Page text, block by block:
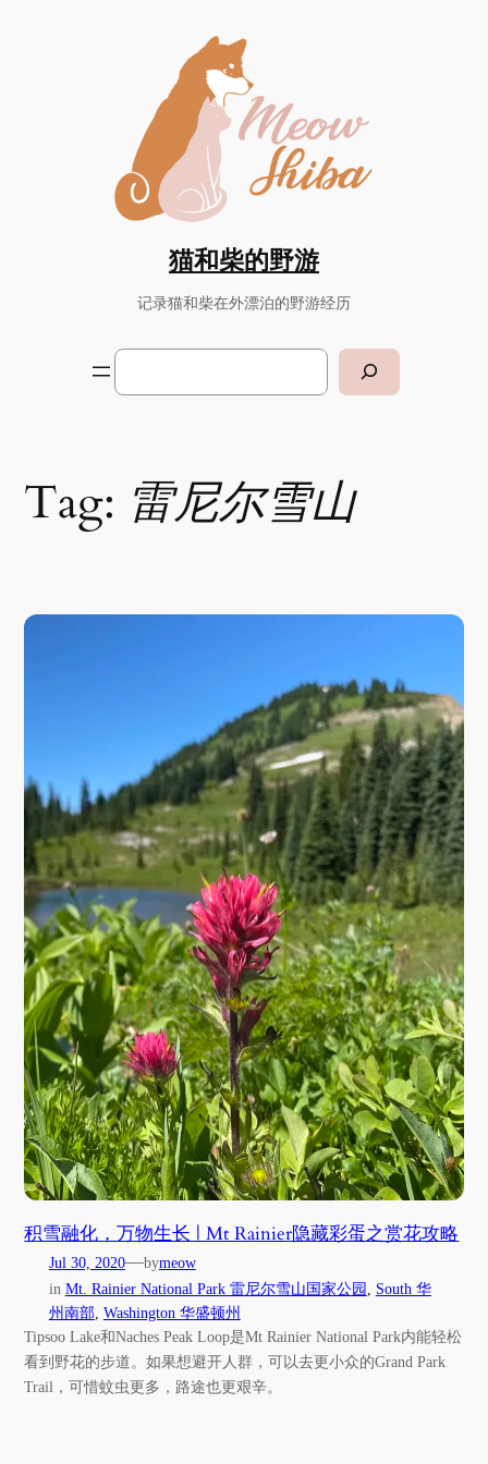
猫和柴的野游
记录猫和柴在外漂泊的野游经历
Search
Tag: 雷尼尔雪山
积雪融化，万物生长 | Mt Rainier隐藏彩蛋之赏花攻略
Jul 30, 2020—bymeow
in Mt. Rainier National Park 雷尼尔雪山国家公园
South 华
州南部, Washington 华盛顿州
Tipsoo Lake和Naches Peak Loop是Mt Rainier National Park内能轻松
看到野花的步道。如果想避开人群，可以去更小众的Grand Park
Trail，可惜蚊虫更多，路途也更艰辛。